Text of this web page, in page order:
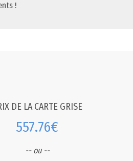
!
DE LA CARTE GRISE
557.76€
-- ou --